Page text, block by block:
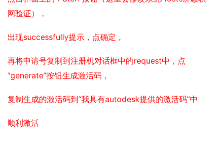
网验证），
出现successfully提示，点确定，
再将申请号复制到注册机对话框中的request中，点
“generate”按钮生成激活码，
复制生成的激活码到“我具有autodesk提供的激活码”中
顺利激活